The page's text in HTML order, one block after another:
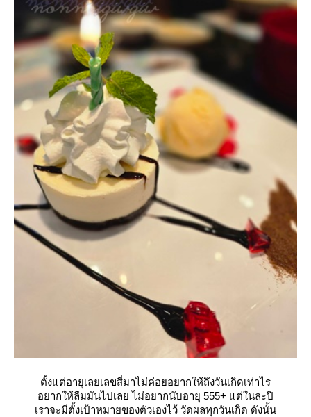
ตั้งแต่อายุเลยเลขสี่มาไม่ค่อยอยากให้ถึงวันเกิดเท่าไร
อยากให้ลืมมันไปเลย ไม่อยากนับอายุ 555+ แต่ในละปี
เราจะมีตั้งเป้าหมายของตัวเองไว้ วัดผลทุกวันเกิด ดังนั้น